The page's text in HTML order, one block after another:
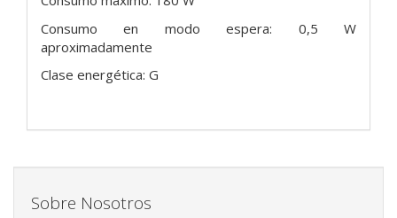
Consumo en modo espera: 0,5 W
aproximadamente
Clase energética: G
Sobre Nosotros